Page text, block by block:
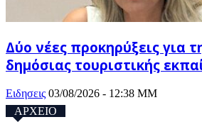
Δύο νέες προκηρύξεις για
δημόσιας τουριστικής
Ειδησεις 03/08/2026 - 12:38 ΜΜ
ΑΡΧΕΙΟ